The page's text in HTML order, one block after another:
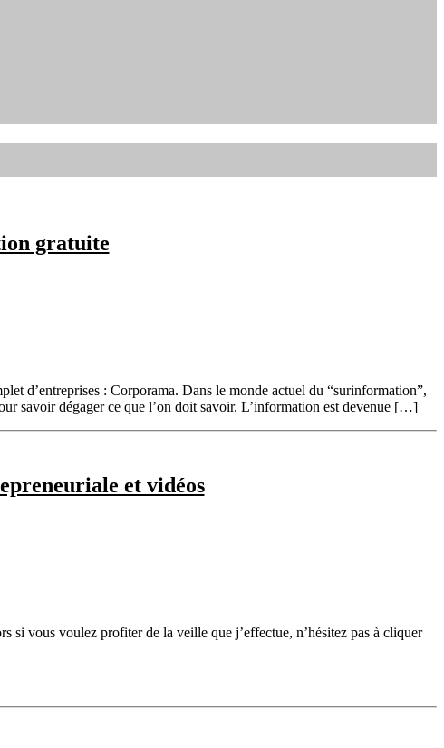
gratuite
d’entreprises : Corporama. Dans le monde actuel du “surinformation”,
savoir dégager ce que l’on doit savoir. L’information est devenue […]
et vidéos
si vous voulez profiter de la veille que j’effectue, n’hésitez pas à cliquer